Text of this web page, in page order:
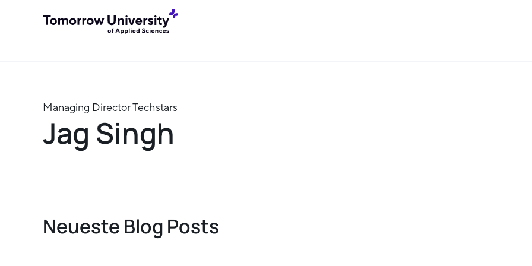
Managing Director Techstars
Jag Singh
Neueste Blog Posts